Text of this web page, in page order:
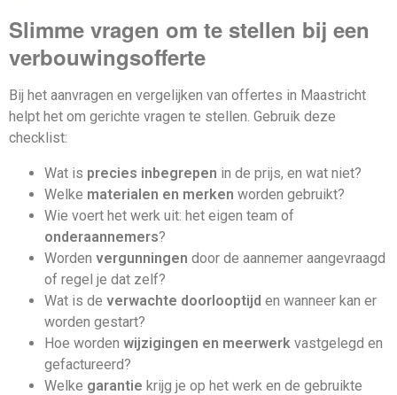
Slimme vragen om te stellen bij een
verbouwingsofferte
Bij het aanvragen en vergelijken van offertes in Maastricht
helpt het om gerichte vragen te stellen. Gebruik deze
checklist:
Wat is precies inbegrepen in de prijs, en wat niet?
Welke materialen en merken worden gebruikt?
Wie voert het werk uit: het eigen team of
onderaannemers?
Worden vergunningen door de aannemer aangevraagd
of regel je dat zelf?
Wat is de verwachte doorlooptijd en wanneer kan er
worden gestart?
Hoe worden wijzigingen en meerwerk vastgelegd en
gefactureerd?
Welke garantie krijg je op het werk en de gebruikte